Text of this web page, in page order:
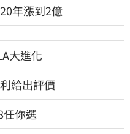
年漲到2億
大進化
給出評價
你選